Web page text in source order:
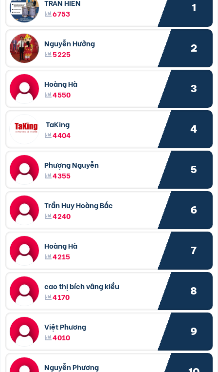
TRẦN HIỀN
6753
1
Nguyễn Hưởng
5225
2
Hoàng Hà
4550
3
TaKing
4404
4
Phượng Nguyễn
4355
5
Trần Huy Hoàng Bắc
4240
6
Hoàng Hà
4215
7
cao thị bích vâng kiều
4170
8
Việt Phương
4010
9
Nguyễn Phương